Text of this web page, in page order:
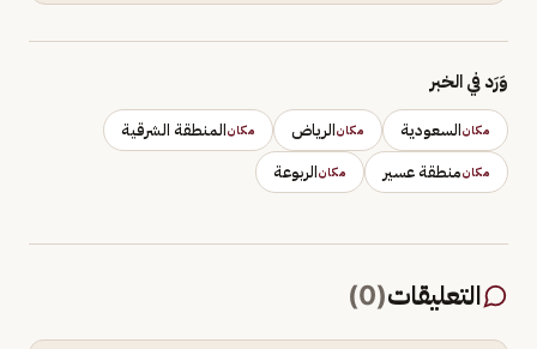
وَرَد في الخبر
مكانالسعودية مكانالرياض مكانالمنطقة الشرقية
مكانمنطقة عسير مكانالربوعة
التعليقات(
0
)